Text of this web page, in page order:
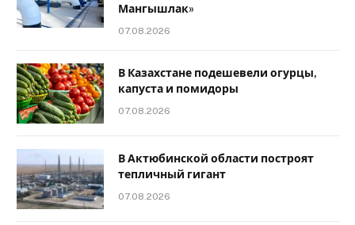
Мангышлак»
07.08.2026
В Казахстане подешевели огурцы,
капуста и помидоры
07.08.2026
В Актюбинской области построят
тепличный гигант
07.08.2026